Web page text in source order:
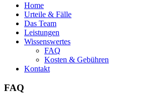
Home
Urteile & Fälle
Das Team
Leistungen
Wissenswertes
FAQ
Kosten & Gebühren
Kontakt
FAQ